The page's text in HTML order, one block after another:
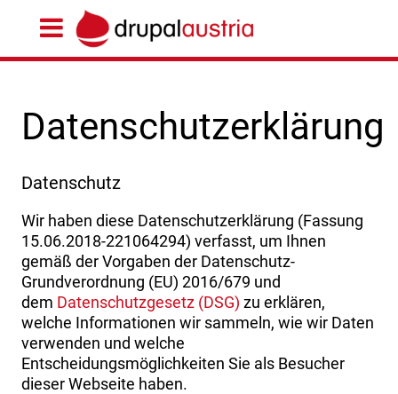
Datenschutzerklärung
Datenschutz
Wir haben diese Datenschutzerklärung (Fassung
15.06.2018-221064294) verfasst, um Ihnen
gemäß der Vorgaben der Datenschutz-
Grundverordnung (EU) 2016/679 und
dem Datenschutzgesetz (DSG) zu erklären,
welche Informationen wir sammeln, wie wir Daten
verwenden und welche
Entscheidungsmöglichkeiten Sie als Besucher
dieser Webseite haben.